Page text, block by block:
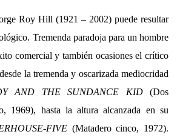
Roy Hill (1921 – 2002) puede resultar
Tremenda paradoja para un hombre
comercial y también ocasiones el crítico
la tremenda y oscarizada mediocridad
AND THE SUNDANCE KID(Dos
1969), hasta la altura alcanzada en su
FIVE (Matadero cinco, 1972).